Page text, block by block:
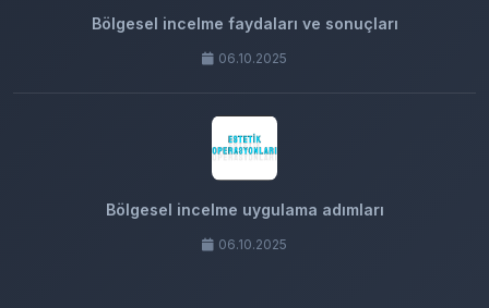
Bölgesel incelme faydaları ve sonuçları
06.10.2025
Bölgesel incelme uygulama adımları
06.10.2025